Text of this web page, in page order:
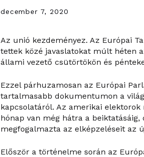
december 7, 2020
Az unió kezdeményez. Az Európai
tettek közé javaslatokat múlt héten
állami vezető csütörtökön és
Ezzel párhuzamosan az Európai
tartalmasabb dokumentumon a
kapcsolatáról. Az amerikai
hónap van még hátra a
megfogalmazta az elképzeléseit az
Először a történelme során az